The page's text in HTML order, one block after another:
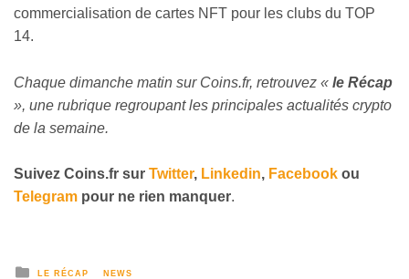
commercialisation de cartes NFT pour les clubs du TOP
14.
Chaque dimanche matin sur Coins.fr, retrouvez « le Récap
», une rubrique regroupant les principales actualités crypto
de la semaine.
Suivez Coins.fr sur Twitter, Linkedin, Facebook ou
Telegram pour ne rien manquer.
LE RÉCAP NEWS